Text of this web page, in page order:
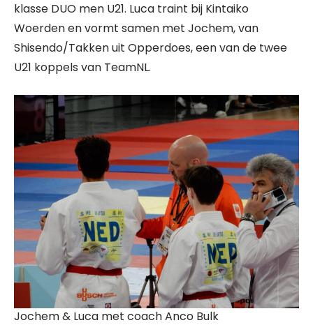
klasse DUO men U21. Luca traint bij Kintaiko
Woerden en vormt samen met Jochem, van
Shisendo/Takken uit Opperdoes, een van de twee
U21 koppels van TeamNL.
Jochem & Luca met coach Anco Bulk